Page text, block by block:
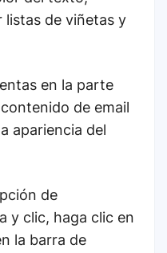
listas de viñetas y
en la parte
de email
apariencia del
de
y clic, haga clic en
la barra de